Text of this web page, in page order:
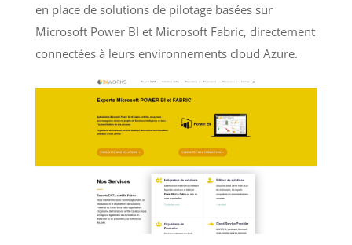
en place de solutions de pilotage basées sur
Microsoft Power BI et Microsoft Fabric, directement
connectées à leurs environnements cloud Azure.